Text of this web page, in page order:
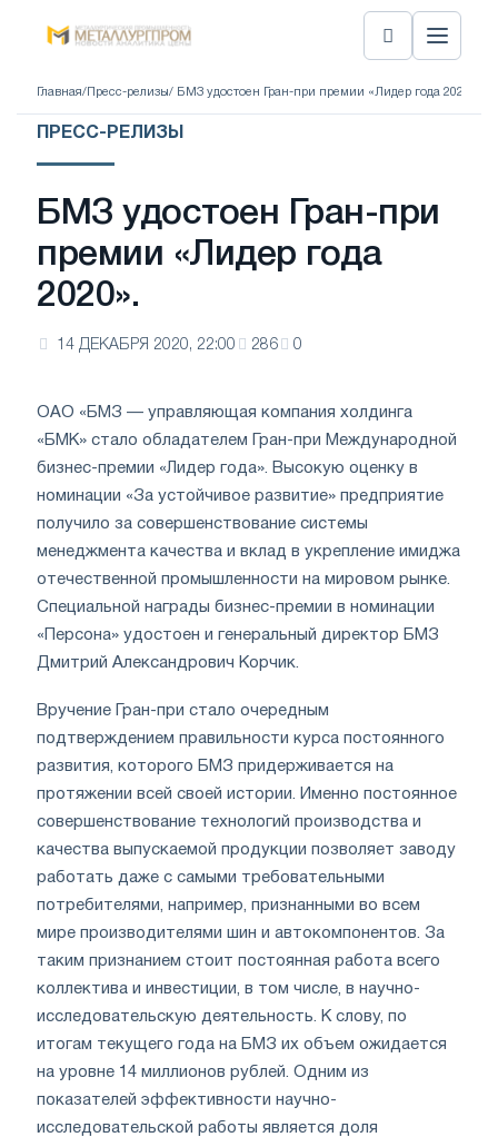
Главная/ Пресс-релизы/ БМЗ удостоен Гран-при премии «Лидер года 2020».
ПРЕСС-РЕЛИЗЫ
БМЗ удостоен Гран-при
премии «Лидер года
2020».
14 ДЕКАБРЯ 2020, 22:00 286 0
ОАО «БМЗ — управляющая компания холдинга
«БМК» стало обладателем Гран-при Международной
бизнес-премии «Лидер года». Высокую оценку в
номинации «За устойчивое развитие» предприятие
получило за совершенствование системы
менеджмента качества и вклад в укрепление имиджа
отечественной промышленности на мировом рынке.
Специальной награды бизнес-премии в номинации
«Персона» удостоен и генеральный директор БМЗ
Дмитрий Александрович Корчик.
Вручение Гран-при стало очередным
подтверждением правильности курса постоянного
развития, которого БМЗ придерживается на
протяжении всей своей истории. Именно постоянное
совершенствование технологий производства и
качества выпускаемой продукции позволяет заводу
работать даже с самыми требовательными
потребителями, например, признанными во всем
мире производителями шин и автокомпонентов. За
таким признанием стоит постоянная работа всего
коллектива и инвестиции, в том числе, в научно-
исследовательскую деятельность. К слову, по
итогам текущего года на БМЗ их объем ожидается
на уровне 14 миллионов рублей. Одним из
показателей эффективности научно-
исследовательской работы является доля